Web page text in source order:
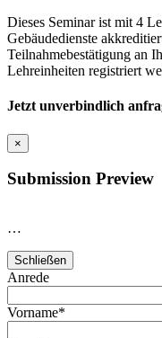
Dieses Seminar ist mit 4
Gebäudedienste
Teilnahmebestätigung an
Lehreinheiten registriert
Jetzt unverbindlich
×
Submission Preview
…
Schließen
Anrede
Vorname*